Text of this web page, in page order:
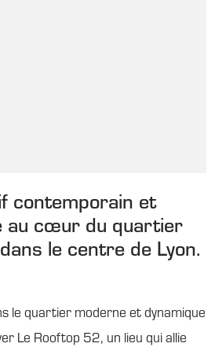
contemporain et
au cœur du quartier
le centre de Lyon.
le quartier moderne et dynamique
Le Rooftop 52, un lieu qui allie